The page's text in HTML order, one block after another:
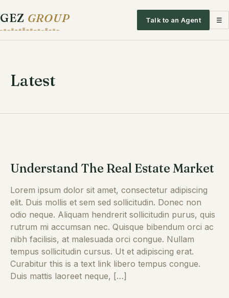
GEZ GROUP Talk to an Agent ☰
Latest
Understand The Real Estate Market
Lorem ipsum dolor sit amet, consectetur adipiscing
elit. Duis mollis et sem sed sollicitudin. Donec non
odio neque. Aliquam hendrerit sollicitudin purus, quis
rutrum mi accumsan nec. Quisque bibendum orci ac
nibh facilisis, at malesuada orci congue. Nullam
tempus sollicitudin cursus. Ut et adipiscing erat.
Curabitur this is a text link libero tempus congue.
Duis mattis laoreet neque, […]